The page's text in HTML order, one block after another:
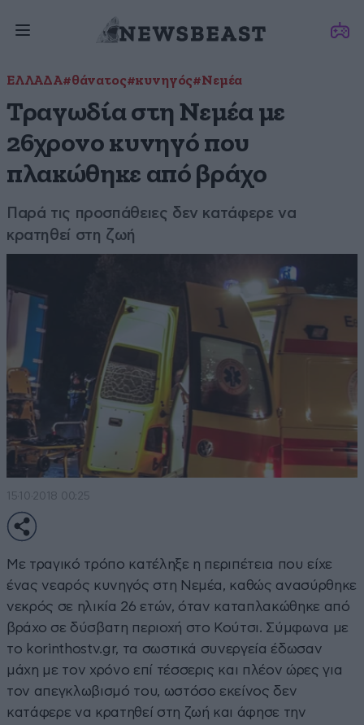
ΕΛΛΑΔΑ#θάνατος#κυνηγός#Νεμέα
Τραγωδία στη Νεμέα με
26χρονο κυνηγό που
πλακώθηκε από βράχο
Παρά τις προσπάθειες δεν κατάφερε να
κρατηθεί στη ζωή
15·10·2018 00:25
Με τραγικό τρόπο κατέληξε η περιπέτεια που είχε
ένας νεαρός κυνηγός στη Νεμέα, καθώς ανασύρθηκε
νεκρός σε ηλικία 26 ετών, όταν καταπλακώθηκε από
βράχο σε δύσβατη περιοχή στο Κούτσι. Σύμφωνα με
το korinthostv.gr, τα σωστικά συνεργεία έδωσαν
μάχη με τον χρόνο επί τέσσερις και πλέον ώρες για
τον απεγκλωβισμό του, ωστόσο εκείνος δεν
κατάφερε να κρατηθεί στη ζωή και άφησε την